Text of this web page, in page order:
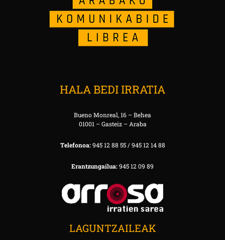
HALA BEDI IRRATIA
Bueno Monreal, 16 – Behea
01001 – Gasteiz – Araba
Telefonoa:945 12 88 55 / 945 12 14 88
Erantzungailua:945 12 09 89
LAGUNTZAILEAK